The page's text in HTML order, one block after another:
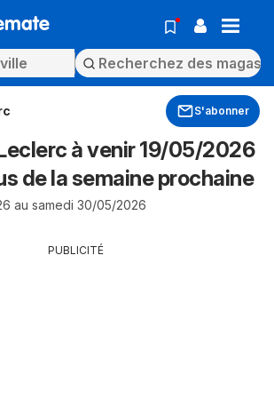
S'abonner
à venir 19/05/2026
de la semaine prochaine
au samedi 30/05/2026
PUBLICITÉ